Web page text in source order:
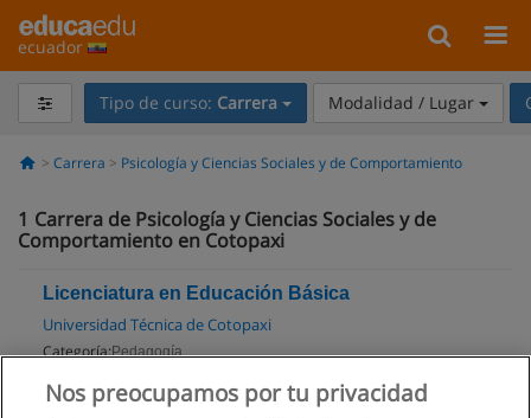
ecuador
Tipo de curso: Carrera Modalidad / Lugar
Carrera Psicología y Ciencias Sociales y de Comportamiento
1 Carrera de Psicología y Ciencias Sociales y de
Comportamiento en Cotopaxi
Licenciatura en Educación Básica
Universidad Técnica de Cotopaxi
Categoría:Pedagogía
Modalidad:
Nos preocupamos por tu privacidad